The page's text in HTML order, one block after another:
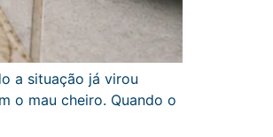
a situação já virou
o mau cheiro. Quando o